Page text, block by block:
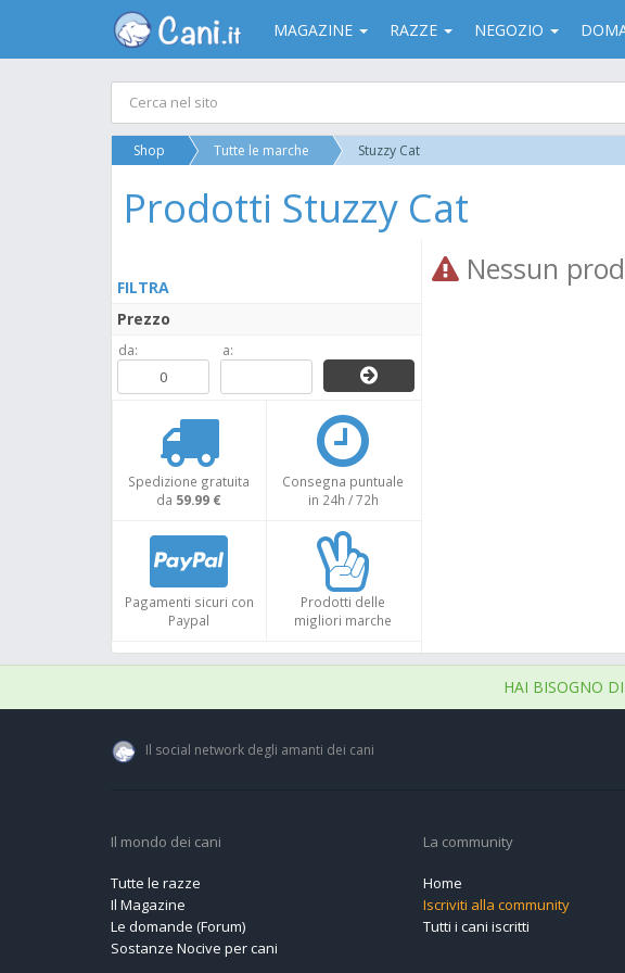
MAGAZINE RAZZE NEGOZIO
Shop Tutte le marche Stuzzy Cat
Prodotti Stuzzy Cat
FILTRA
Prezzo
da: a:
Spedizione gratuita
da 59.99 €
Consegna puntuale
in 24h / 72h
Pagamenti sicuri con
Paypal
Prodotti delle
migliori marche
Nessun
HAI BISOGNO
Il social network degli amanti dei cani
Il mondo dei cani
Tutte le razze
Il Magazine
Le domande (Forum)
Sostanze Nocive per cani
La community
Home
Iscriviti alla community
Tutti i cani iscritti